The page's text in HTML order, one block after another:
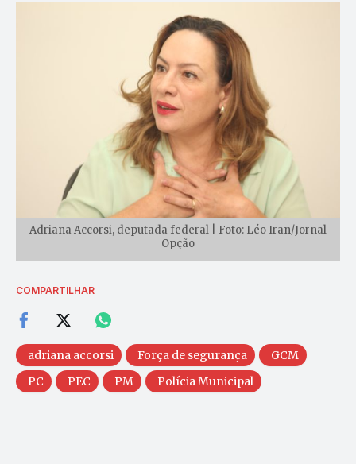
Adriana Accorsi, deputada federal | Foto: Léo Iran/Jornal
Opção
COMPARTILHAR
adriana accorsi Força de segurança
GCM
PC
PEC PM Polícia Municipal